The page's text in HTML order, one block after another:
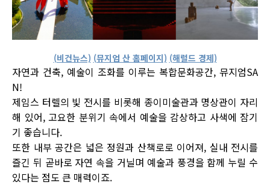
(비건뉴스) (뮤지엄 산 홈페이지) (해럴드 경제)
자연과 건축, 예술이 조화를 이루는 복합문화공간, 뮤지엄SA
N!
제임스 터렐의 빛 전시를 비롯해 종이미술관과 명상관이 자리
해 있어, 고요한 분위기 속에서 예술을 감상하고 사색에 잠기
기 좋습니다.
또한 내부 공간은 넓은 정원과 산책로로 이어져, 실내 전시를
즐긴 뒤 곧바로 자연 속을 거닐며 예술과 풍경을 함께 누릴 수
있다는 점도 큰 매력이죠.